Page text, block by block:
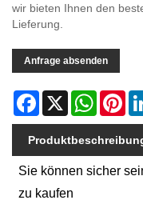
wir bieten Ihnen den
Lieferung.
Anfrage absenden
Facebook
X
Sie können sicher
zu kaufen